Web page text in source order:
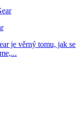
je věrný tomu, jak se